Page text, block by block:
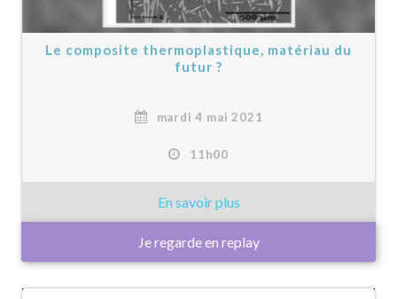
Le composite thermoplastique, matériau du
futur ?
mardi 4 mai 2021
11h00
Je regarde en replay